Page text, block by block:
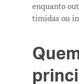
enquanto
tímidas ou